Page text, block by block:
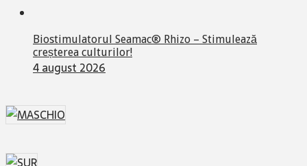
Biostimulatorul Seamac® Rhizo – Stimulează
creșterea culturilor!
4 august 2026